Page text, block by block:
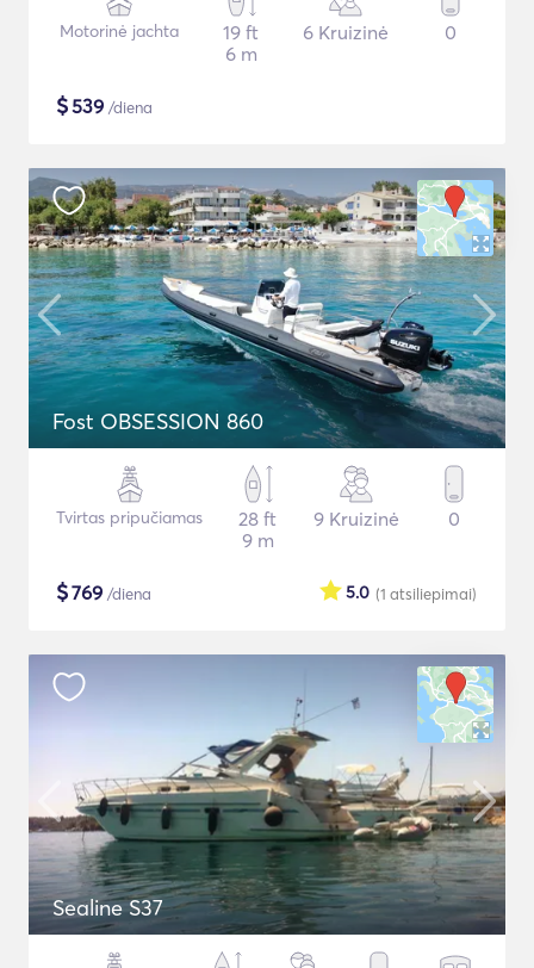
Motorinė jachta
19 ft
6 m
6 Kruizinė 0
$539 /diena
Fost OBSESSION 860
Tvirtas pripučiamas
28 ft
9 m
9 Kruizinė 0
$769 /diena (1 atsiliepimai)
5.0
Sealine S37